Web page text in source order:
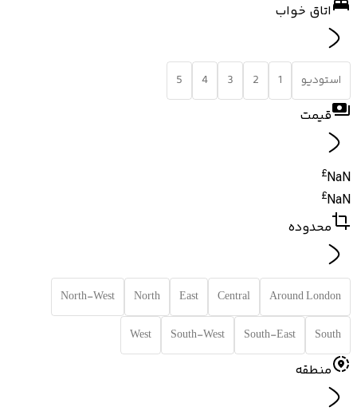
اتاق خواب
استودیو 1
2
3
4
5
قیمت
NaN
£
NaN
£
محدوده
Around London
Central
East
North
North-West
South
South-East
South-West
West
منطقه